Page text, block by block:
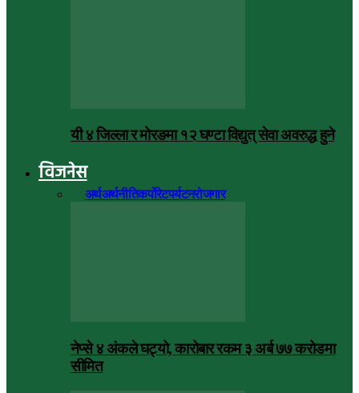
यी ४ जिल्ला र मोरङमा १२ घण्टा विद्युत् सेवा अवरुद्ध हुने
विजनेस
अर्थअर्थनीतिकर्पोरेटपर्यटनरोजगार
नेप्से ४ अंकले घट्यो, कारोबार रकम ३ अर्ब ७७ करोडमा
सीमित